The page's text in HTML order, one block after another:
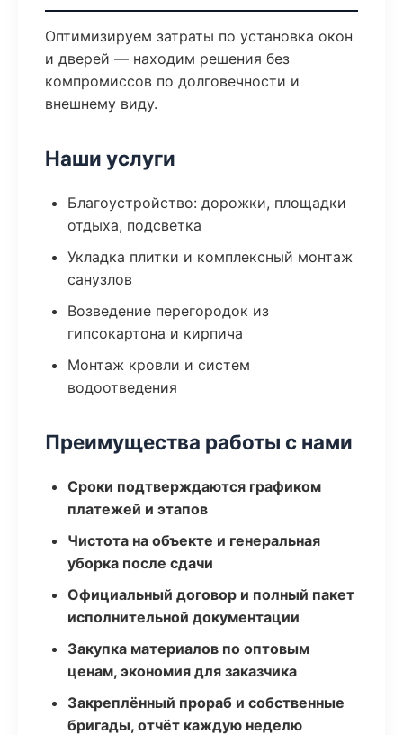
Оптимизируем затраты по установка окон
и дверей — находим решения без
компромиссов по долговечности и
внешнему виду.
Наши услуги
Благоустройство: дорожки, площадки
отдыха, подсветка
Укладка плитки и комплексный монтаж
санузлов
Возведение перегородок из
гипсокартона и кирпича
Монтаж кровли и систем
водоотведения
Преимущества работы с нами
Сроки подтверждаются графиком
платежей и этапов
Чистота на объекте и генеральная
уборка после сдачи
Официальный договор и полный пакет
исполнительной документации
Закупка материалов по оптовым
ценам, экономия для заказчика
Закреплённый прораб и собственные
бригады, отчёт каждую неделю